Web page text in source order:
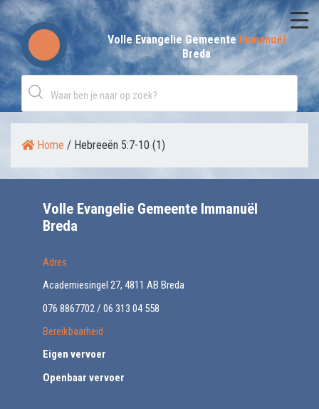
Skip
to
content
Volle Evangelie GemeenteImmanuël
Breda
Home / Hebreeën 5:7-10 (1)
Volle Evangelie Gemeente Immanuël
Breda
Adres
Academiesingel 27, 4811 AB Breda
076 8867702 / 06 313 04 558
Bereikbaarheid
Eigen vervoer
Openbaar vervoer